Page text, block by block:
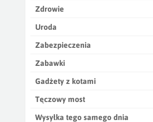
Zdrowie
Uroda
Zabezpieczenia
Zabawki
Gadżety z kotami
Tęczowy most
Wysyłka tego samego dnia